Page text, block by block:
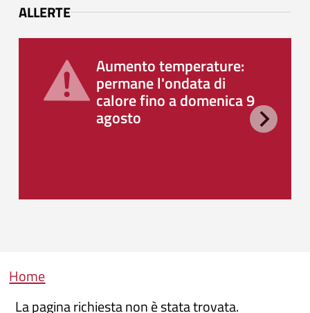
ALLERTE
Aumento temperature:
permane l'ondata di
calore fino a domenica 9
agosto
Briciole di pane
Home
La pagina richiesta non è stata trovata.